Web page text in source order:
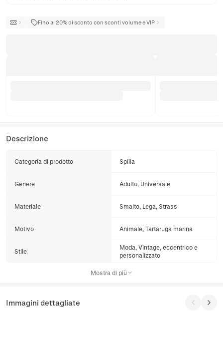
Fino al 20% di sconto con sconti volume e VIP
Descrizione
Categoria di prodotto Spilla
Genere Adulto, Universale
Materiale Smalto, Lega, Strass
Motivo Animale, Tartaruga marina
Stile
Moda, Vintage, eccentrico e
personalizzato
Mostra di più
Immagini dettagliate